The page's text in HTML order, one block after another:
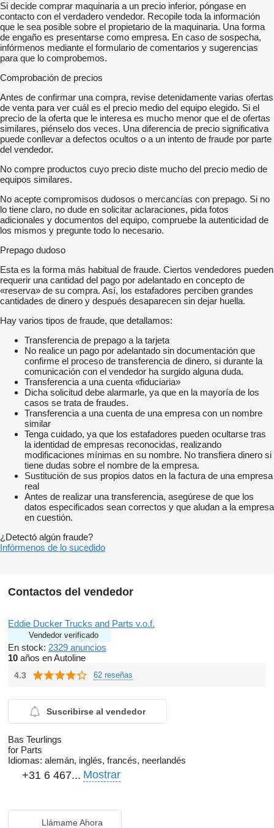
Si decide comprar maquinaria a un precio inferior, póngase en
contacto con el verdadero vendedor. Recopile toda la información
que le sea posible sobre el propietario de la maquinaria. Una forma
de engaño es presentarse como empresa. En caso de sospecha,
infórmenos mediante el formulario de comentarios y sugerencias
para que lo comprobemos.
Comprobación de precios
Antes de confirmar una compra, revise detenidamente varias ofertas
de venta para ver cuál es el precio medio del equipo elegido. Si el
precio de la oferta que le interesa es mucho menor que el de ofertas
similares, piénselo dos veces. Una diferencia de precio significativa
puede conllevar a defectos ocultos o a un intento de fraude por parte
del vendedor.
No compre productos cuyo precio diste mucho del precio medio de
equipos similares.
No acepte compromisos dudosos o mercancías con prepago. Si no
lo tiene claro, no dude en solicitar aclaraciones, pida fotos
adicionales y documentos del equipo, compruebe la autenticidad de
los mismos y pregunte todo lo necesario.
Prepago dudoso
Esta es la forma más habitual de fraude. Ciertos vendedores pueden
requerir una cantidad del pago por adelantado en concepto de
«reserva» de su compra. Así, los estafadores perciben grandes
cantidades de dinero y después desaparecen sin dejar huella.
Hay varios tipos de fraude, que detallamos:
Transferencia de prepago a la tarjeta
No realice un pago por adelantado sin documentación que
confirme el proceso de transferencia de dinero, si durante la
comunicación con el vendedor ha surgido alguna duda.
Transferencia a una cuenta «fiduciaria»
Dicha solicitud debe alarmarle, ya que en la mayoría de los
casos se trata de fraudes.
Transferencia a una cuenta de una empresa con un nombre
similar
Tenga cuidado, ya que los estafadores pueden ocultarse tras
la identidad de empresas reconocidas, realizando
modificaciones mínimas en su nombre. No transfiera dinero si
tiene dudas sobre el nombre de la empresa.
Sustitución de sus propios datos en la factura de una empresa
real
Antes de realizar una transferencia, asegúrese de que los
datos especificados sean correctos y que aludan a la empresa
en cuestión.
¿Detectó algún fraude?
Infórmenos de lo sucedido
Contactos del vendedor
Eddie Ducker Trucks and Parts v.o.f.
Vendedor verificado
En stock: 2329 anuncios
10 años en Autoline
4.3 62 reseñas
Suscribirse al vendedor
Bas Teurlings
for Parts
Idiomas: alemán, inglés, francés, neerlandés
+31 6 467... Mostrar
Llámame Ahora